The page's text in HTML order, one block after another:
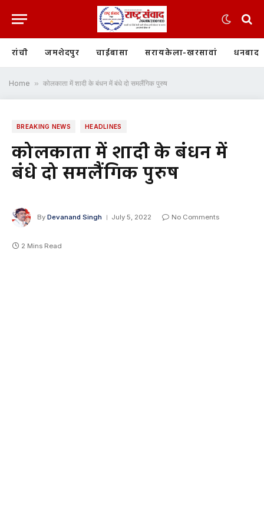
रांची जमशेदपुर चाईबासा सरायकेला-खरसावां धनबाद
Home » कोलकाता में शादी के बंधन में बंधे दो समलैंगिक पुरुष
BREAKING NEWS HEADLINES
कोलकाता में शादी के बंधन में
बंधे दो समलैंगिक पुरुष
By Devanand Singh July 5, 2022 No Comments
2 Mins Read